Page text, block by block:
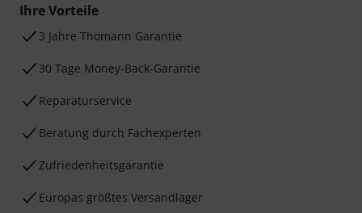
Ihre Vorteile
3 Jahre Thomann Garantie
30 Tage Money-Back-Garantie
Reparaturservice
Beratung durch Fachexperten
Zufriedenheitsgarantie
Europas größtes Versandlager